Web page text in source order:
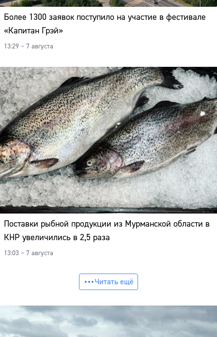
Более 1300 заявок поступило на участие в фестивале
«Капитан Грэй»
13:29 – 7 августа
Поставки рыбной продукции из Мурманской области в
КНР увеличились в 2,5 раза
13:03 – 7 августа
Читать ещё